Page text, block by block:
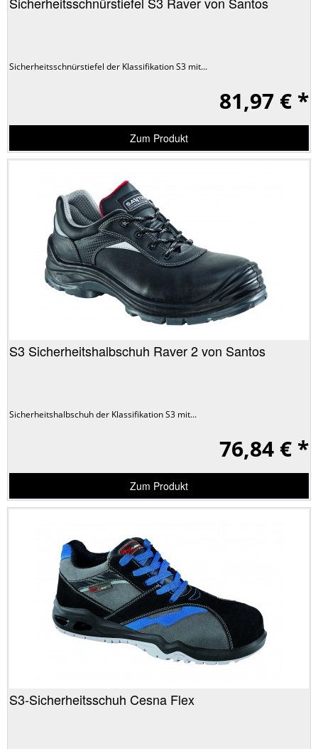
Sicherheitsschnürstiefel der Klassifikation S3 mit...
81,97 € *
Zum Produkt
S3 Sicherheitshalbschuh Raver 2 von Santos
Sicherheitshalbschuh der Klassifikation S3 mit...
76,84 € *
Zum Produkt
S3-Sicherheitsschuh Cesna Flex